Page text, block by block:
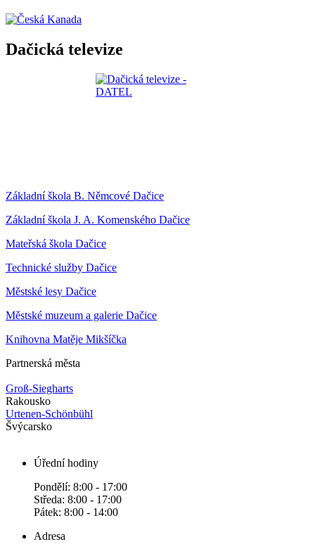
Dačická televize
Základní škola B. Němcové Dačice
Základní škola J. A. Komenského Dačice
Mateřská škola Dačice
Technické služby Dačice
Městské lesy Dačice
Městské muzeum a galerie Dačice
Knihovna Matěje Mikšíčka
Partnerská města
Groß-Siegharts
Rakousko
Urtenen-Schönbühl
Švýcarsko
Úřední hodiny
Pondělí: 8:00 - 17:00
Středa: 8:00 - 17:00
Pátek: 8:00 - 14:00
Adresa